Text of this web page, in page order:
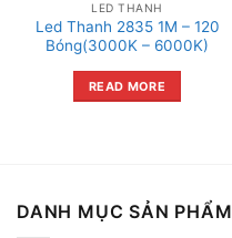
LED THANH
Led Thanh 2835 1M – 120
Bóng(3000K – 6000K)
READ MORE
DANH MỤC SẢN PHẨM